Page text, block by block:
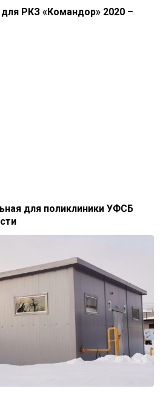
РКЗ «Командор» 2020 –
для поликлиники УФСБ